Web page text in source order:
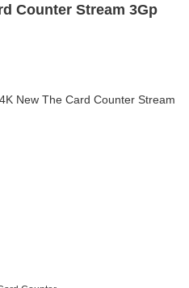
Counter Stream 3Gp